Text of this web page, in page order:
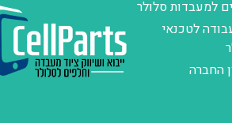
למעבדות סלולר
לטכנאי
החברה